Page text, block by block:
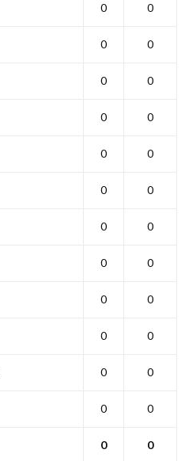
0 0
0 0
0 0
0 0
0 0
0 0
0 0
0 0
0 0
0 0
0 0
0 0
0 0